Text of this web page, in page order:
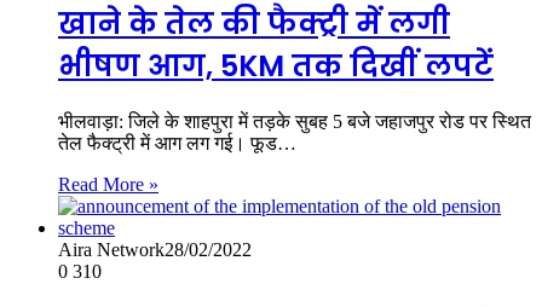
खाने के तेल की फैक्ट्री में लगी
भीषण आग, 5KM तक दिखीं लपटें
भीलवाड़ा: जिले के शाहपुरा में तड़के सुबह 5 बजे जहाजपुर रोड पर स्थित
तेल फैक्ट्री में आग लग गई। फूड…
Read More »
Aira Network28/02/2022
0 310